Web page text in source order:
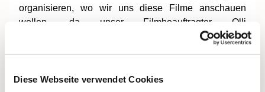
Diese Webseite verwendet Cookies
organisieren, wo wir uns diese Filme anschauen
wollen, da unser Filmbeauftragter Olli
krankheitsbedingt abreisen musste. Außerdem gingen
Geländespiel um.